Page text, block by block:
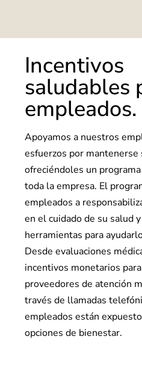
Incentivos
saludables
empleados.
Apoyamos a nuestros
esfuerzos por mantenerse
ofreciéndoles un
toda la empresa. El
empleados a
en el cuidado de su salud
herramientas para
Desde evaluaciones
incentivos monetarios
proveedores de atención
través de llamadas
empleados están
opciones de bienestar.